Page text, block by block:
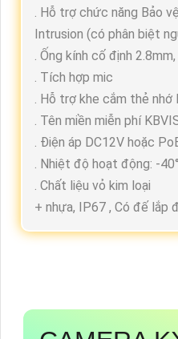
. Hỗ trợ chức năng Bảo
Intrusion (có phân biệt
. Ống kính cố định
. Tích hợp mic
. Hỗ trợ khe cắm thẻ nhớ
. Tên miền miễn phí
. Điện áp DC12V hoặc
. Nhiệt độ hoạt động: -
. Chất liệu vỏ kim loại
+ nhựa, IP67 , Có đế lắp